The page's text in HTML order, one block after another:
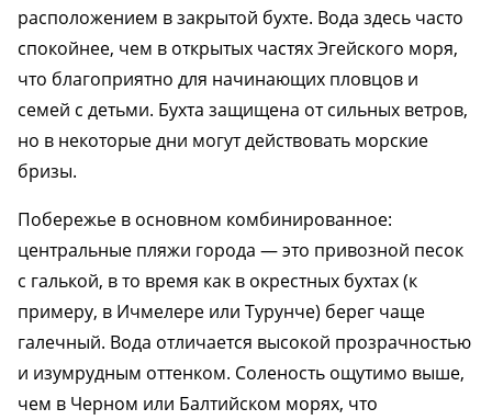
расположением в закрытой бухте. Вода здесь часто
спокойнее, чем в открытых частях Эгейского моря,
что благоприятно для начинающих пловцов и
семей с детьми. Бухта защищена от сильных ветров,
но в некоторые дни могут действовать морские
бризы.
Побережье в основном комбинированное:
центральные пляжи города — это привозной песок
с галькой, в то время как в окрестных бухтах (к
примеру, в Ичмелере или Турунче) берег чаще
галечный. Вода отличается высокой прозрачностью
и изумрудным оттенком. Соленость ощутимо выше,
чем в Черном или Балтийском морях, что